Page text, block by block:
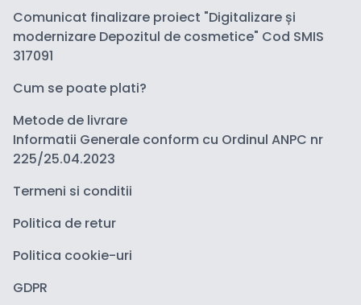
Comunicat finalizare proiect "Digitalizare și
modernizare Depozitul de cosmetice" Cod SMIS
317091
Cum se poate plati?
Metode de livrare
Informatii Generale conform cu Ordinul ANPC nr
225/25.04.2023
Termeni si conditii
Politica de retur
Politica cookie-uri
GDPR